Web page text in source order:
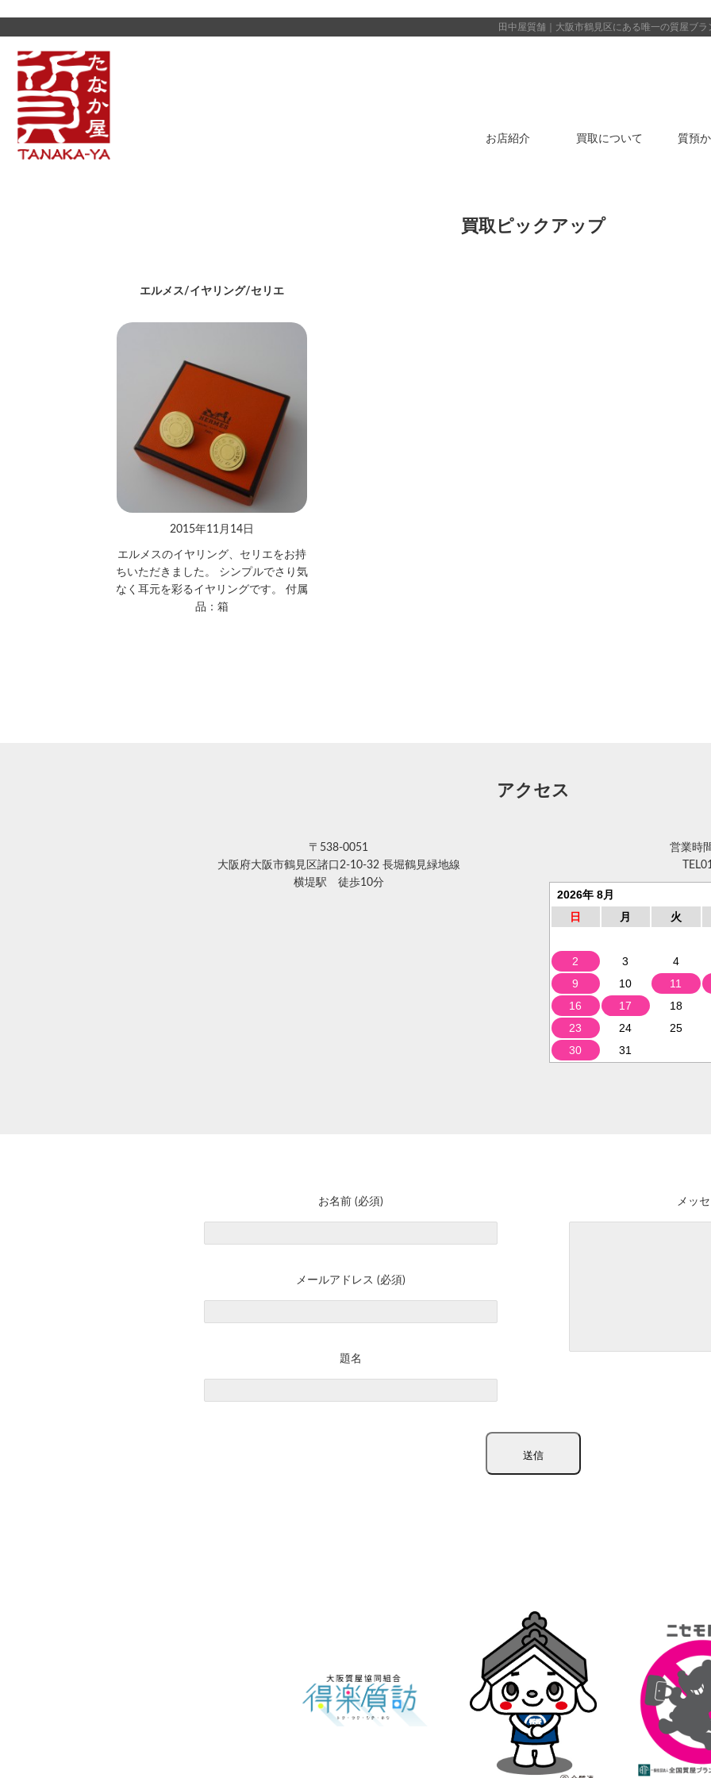
田中屋質舗｜大阪市鶴見区にある唯一の質屋ブラ
お店紹介 買取について 質預
買取ピックアップ
エルメス/イヤリング/セリエ
2015年11月14日
エルメスのイヤリング、セリエをお持
ちいただきました。 シンプルでさり気
なく耳元を彩るイヤリングです。 付属
品：箱
アクセス
〒538-0051
大阪府大阪市鶴見区諸口2-10-32 長堀鶴見緑地線
横堤駅 徒歩10分
営業時
TEL
2026年 8月
日
月 火
2 3
4
9
10
11
16
17
18
23
24
25
30
31
お名前 (必須)
メールアドレス (必須)
題名
メッ